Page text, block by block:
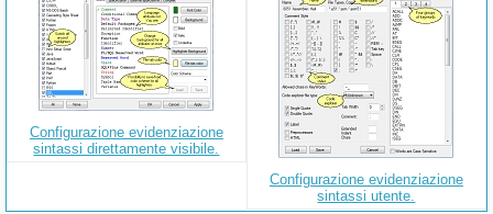
Configurazione evidenziazione
sintassi direttamente visibile.
Configurazione evidenziazione
sintassi utente.